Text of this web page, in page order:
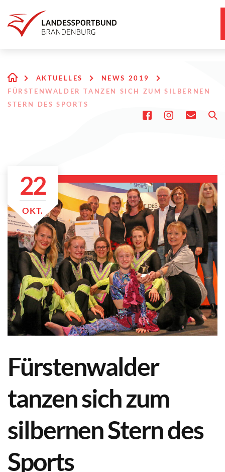
AKTUELLES
NEWS 2019
FÜRSTENWALDER TANZEN SICH ZUM SILBERNEN
STERN DES SPORTS
22
OKT.
Fürstenwalder
tanzen sich zum
silbernen Stern des
Sports